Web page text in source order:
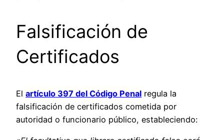
Falsificación de
Certificados
El artículo 397 del Código Penal regula la
falsificación de certificados cometida por
autoridad o funcionario público, estableciendo: